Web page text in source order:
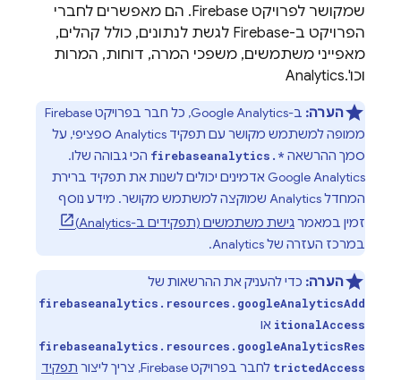
שמקושר לפרויקט Firebase. הם מאפשרים לחברי
הפרויקט ב-Firebase לגשת לנתונים, כולל קהלים,
מאפייני משתמשים, משפכי המרה, דוחות, המרות
וכו'.Analytics
הערה: ב-Google Analytics
, כל חבר בפרויקט Firebase
ממופה למשתמש מקושר עם תפקיד Analytics ספציפי, על
סמך ההרשאה firebaseanalytics.* הכי גבוהה שלו.
Google Analytics אדמינים יכולים לשנות את תפקיד ברירת
המחדלAnalytics שמוקצה למשתמש מקושר. מידע נוסף
זמין במאמרגישת משתמשים (תפקידים ב-Analytics
)
במרכז העזרה שלAnalytics
.
הערה: כדי להעניק את ההרשאות של
firebaseanalytics.resources.googleAnalyticsAdd
itionalAccess או
firebaseanalytics.resources.googleAnalyticsRes
trictedAccess לחבר בפרויקט Firebase, צריך ליצור
תפקיד